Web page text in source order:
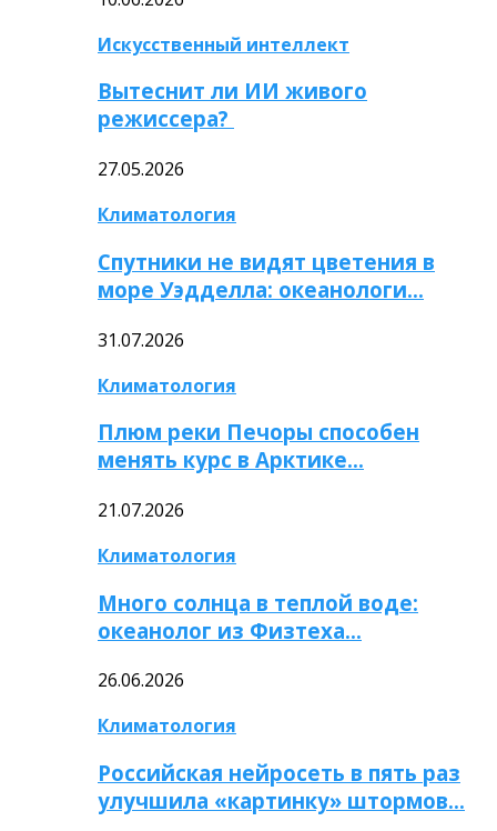
Искусственный интеллект
Вытеснит ли ИИ живого
режиссера?
27.05.2026
Климатология
Спутники не видят цветения в
море Уэдделла: океанологи…
31.07.2026
Климатология
Плюм реки Печоры способен
менять курс в Арктике…
21.07.2026
Климатология
Много солнца в теплой воде:
океанолог из Физтеха…
26.06.2026
Климатология
Российская нейросеть в пять раз
улучшила «картинку» штормов…